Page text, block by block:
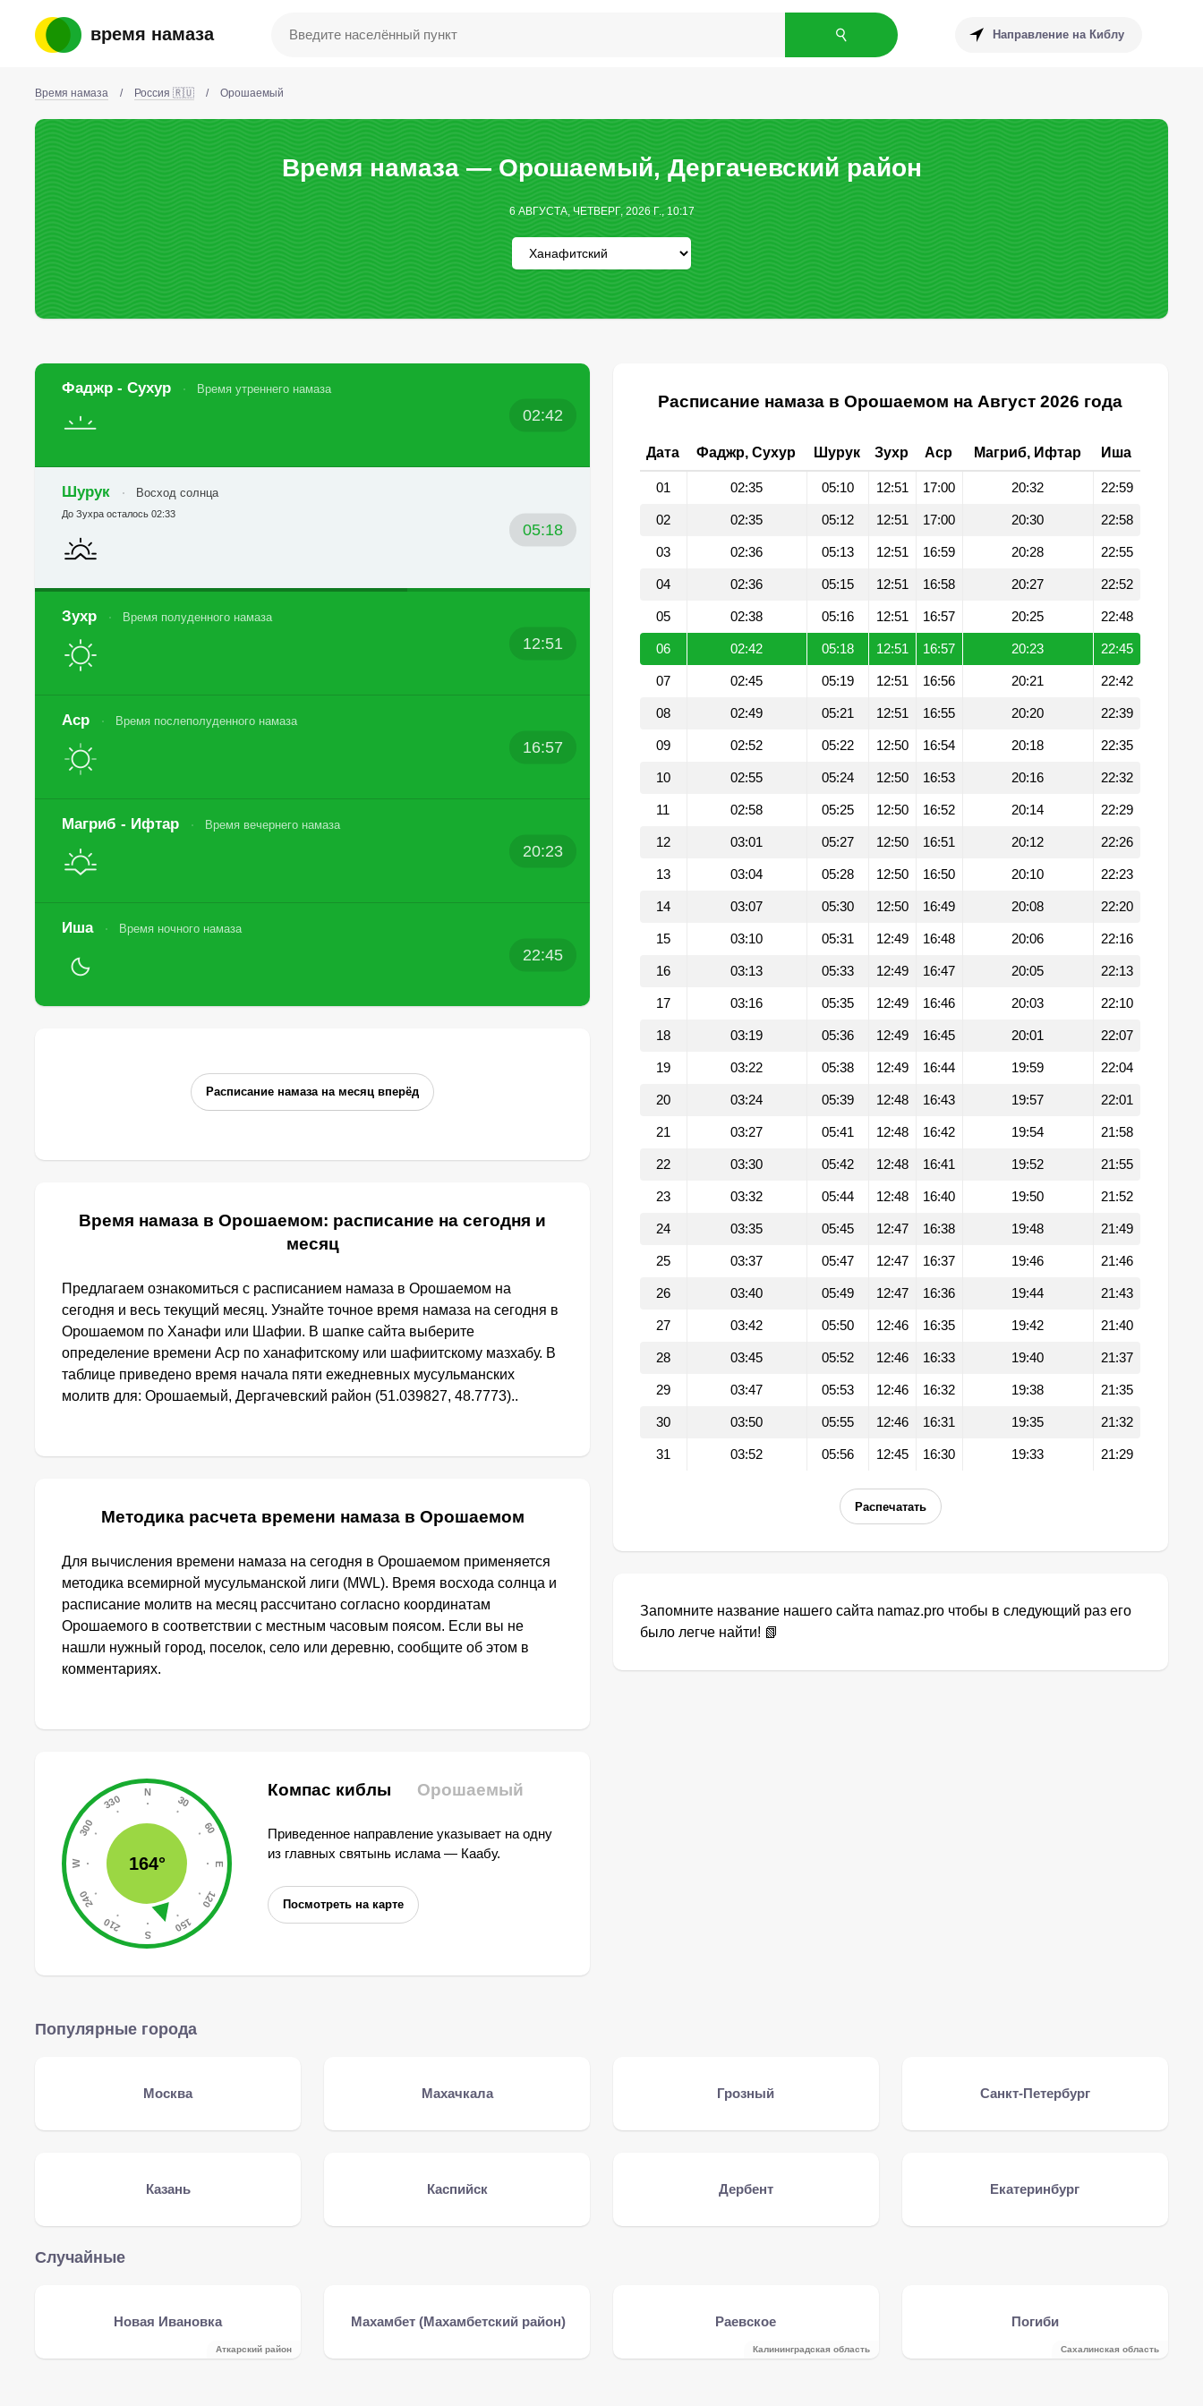
время намаза Направление на Киблу
Время намаза / Россия 🇷🇺 / Орошаемый
Время намаза — Орошаемый, Дергачевский район
6 АВГУСТА, ЧЕТВЕРГ, 2026 Г., 10:17
Фаджр - Сухур Время утреннего намаза
02:42
Шурук Восход солнца
05:18
До Зухра осталось 02:33
Зухр Время полуденного намаза
12:51
Аср Время послеполуденного намаза
16:57
Магриб - Ифтар Время вечернего намаза
20:23
Иша Время ночного намаза
22:45
Расписание намаза на месяц вперёд
Время намаза в Орошаемом: расписание на сегодня и
месяц
Предлагаем ознакомиться с расписанием намаза в Орошаемом на
сегодня и весь текущий месяц. Узнайте точное время намаза на сегодня в
Орошаемом по Ханафи или Шафии. В шапке сайта выберите
определение времени Аср по ханафитскому или шафиитскому мазхабу. В
таблице приведено время начала пяти ежедневных мусульманских
молитв для: Орошаемый, Дергачевский район (51.039827, 48.7773)..
Методика расчета времени намаза в Орошаемом
Для вычисления времени намаза на сегодня в Орошаемом применяется
методика всемирной мусульманской лиги (MWL). Время восхода солнца и
расписание молитв на месяц рассчитано согласно координатам
Орошаемого в соответствии с местным часовым поясом. Если вы не
нашли нужный город, поселок, село или деревню, сообщите об этом в
комментариях.
164°
Компас киблы Орошаемый
Приведенное направление указывает на одну
из главных святынь ислама — Каабу.
Посмотреть на карте
Расписание намаза в Орошаемом на Август 2026 года
Дата Фаджр, Сухур Шурук Зухр Аср Магриб, Ифтар Иша
01 02:35 05:10 12:51 17:00 20:32 22:59
02 02:35 05:12 12:51 17:00 20:30 22:58
03 02:36 05:13 12:51 16:59 20:28 22:55
04 02:36 05:15 12:51 16:58 20:27 22:52
05 02:38 05:16 12:51 16:57 20:25 22:48
06 02:42 05:18 12:51 16:57 20:23 22:45
07 02:45 05:19 12:51 16:56 20:21 22:42
08 02:49 05:21 12:51 16:55 20:20 22:39
09 02:52 05:22 12:50 16:54 20:18 22:35
10 02:55 05:24 12:50 16:53 20:16 22:32
11 02:58 05:25 12:50 16:52 20:14 22:29
12 03:01 05:27 12:50 16:51 20:12 22:26
13 03:04 05:28 12:50 16:50 20:10 22:23
14 03:07 05:30 12:50 16:49 20:08 22:20
15 03:10 05:31 12:49 16:48 20:06 22:16
16 03:13 05:33 12:49 16:47 20:05 22:13
17 03:16 05:35 12:49 16:46 20:03 22:10
18 03:19 05:36 12:49 16:45 20:01 22:07
19 03:22 05:38 12:49 16:44 19:59 22:04
20 03:24 05:39 12:48 16:43 19:57 22:01
21 03:27 05:41 12:48 16:42 19:54 21:58
22 03:30 05:42 12:48 16:41 19:52 21:55
23 03:32 05:44 12:48 16:40 19:50 21:52
24 03:35 05:45 12:47 16:38 19:48 21:49
25 03:37 05:47 12:47 16:37 19:46 21:46
26 03:40 05:49 12:47 16:36 19:44 21:43
27 03:42 05:50 12:46 16:35 19:42 21:40
28 03:45 05:52 12:46 16:33 19:40 21:37
29 03:47 05:53 12:46 16:32 19:38 21:35
30 03:50 05:55 12:46 16:31 19:35 21:32
31 03:52 05:56 12:45 16:30 19:33 21:29
Распечатать
Запомните название нашего сайта namaz.pro чтобы в следующий раз его
было легче найти! 📗
Популярные города
Москва Махачкала Грозный Санкт-Петербург
Казань Каспийск Дербент Екатеринбург
Случайные
Новая Ивановка
Аткарский район
Махамбет (Махамбетский район) Раевское
Калининградская область
Погиби
Сахалинская область